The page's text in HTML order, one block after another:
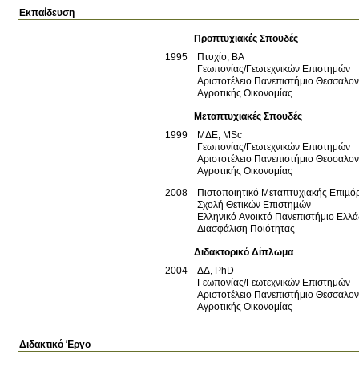
Εκπαίδευση
Προπτυχιακές Σπουδές
1995
Πτυχίο, ΒΑ
Γεωπονίας/Γεωτεχνικών Επιστημών
Αριστοτέλειο Πανεπιστήμιο
Αγροτικής Οικονομίας
Μεταπτυχιακές Σπουδές
1999
ΜΔΕ, MSc
Γεωπονίας/Γεωτεχνικών Επιστημών
Αριστοτέλειο Πανεπιστήμιο
Αγροτικής Οικονομίας
2008
Πιστοποιητικό Μεταπτυχιακής
Σχολή Θετικών Επιστηµών
Ελληνικό Ανοικτό Πανεπιστήμιο
Διασφάλιση Ποιότητας
Διδακτορικό Δίπλωμα
2004
ΔΔ, PhD
Γεωπονίας/Γεωτεχνικών Επιστημών
Αριστοτέλειο Πανεπιστήμιο
Αγροτικής Οικονομίας
Διδακτικό Έργο